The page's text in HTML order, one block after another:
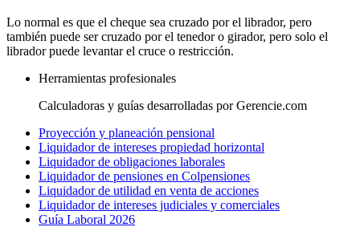
Lo normal es que el cheque sea cruzado por el librador, pero
también puede ser cruzado por el tenedor o girador, pero solo el
librador puede levantar el cruce o restricción.
Herramientas profesionales
Calculadoras y guías desarrolladas por Gerencie.com
Proyección y planeación pensional
Liquidador de intereses propiedad horizontal
Liquidador de obligaciones laborales
Liquidador de pensiones en Colpensiones
Liquidador de utilidad en venta de acciones
Liquidador de intereses judiciales y comerciales
Guía Laboral 2026